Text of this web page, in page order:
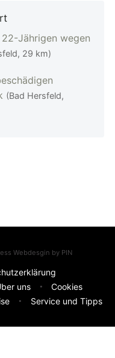
Jährigen wegen
29 km)
(Bad Hersfeld,
Webdesgin by PIN
uns
Cookies
Service und Tipps